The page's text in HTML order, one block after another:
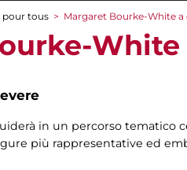
pour tous > Margaret Bourke-White a
White
in un percorso tematico
figure più rappresentative ed